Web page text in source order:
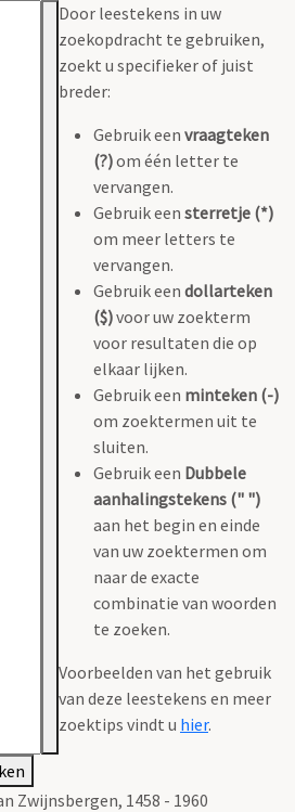
Door leestekens in uw
zoekopdracht te gebruiken,
zoekt u specifieker of juist
breder:
Gebruik een vraagteken
(?)om één letter te
vervangen.
Gebruik een sterretje (*)
om meer letters te
vervangen.
Gebruik een dollarteken
($)voor uw zoekterm
voor resultaten die op
elkaar lijken.
Gebruik een minteken (-)
om zoektermen uit te
sluiten.
Gebruik een Dubbele
aanhalingstekens (" ")
aan het begin en einde
van uw zoektermen om
naar de exacte
combinatie van woorden
te zoeken.
Voorbeelden van het gebruik
van deze leestekens en meer
zoektips vindt u hier.
Zwijnsbergen, 1458 - 1960